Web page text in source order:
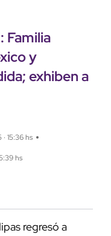
Familia
y
exhiben a
15:36 hs
hs
regresó a